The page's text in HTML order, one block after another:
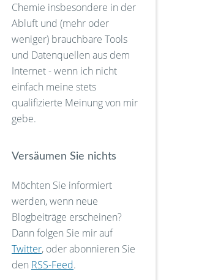
Chemie insbesondere in der
Abluft und (mehr oder
weniger) brauchbare Tools
und Datenquellen aus dem
Internet - wenn ich nicht
einfach meine stets
qualifizierte Meinung von mir
gebe.
Versäumen Sie nichts
Möchten Sie informiert
werden, wenn neue
Blogbeiträge erscheinen?
Dann folgen Sie mir auf
Twitter, oder abonnieren Sie
den RSS-Feed.